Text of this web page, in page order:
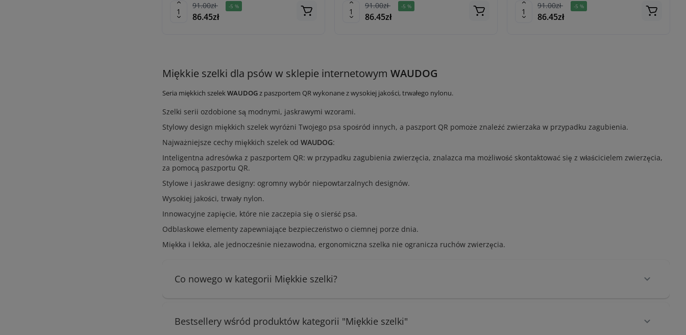
91.00zł -5 %
86.45zł
91.00zł -5 %
86.45zł
91.00zł -5 %
86.45zł
Miękkie szelki dla psów w sklepie internetowym WAUDOG
Seria miękkich szelekWAUDOGz paszportem QR wykonane z wysokiej jakości, trwałego nylonu.
Szelki serii ozdobione są modnymi, jaskrawymi wzorami.
Stylowy design miękkich szelek wyróżni Twojego psa spośród innych, a paszport QR pomoże znaleźć zwierzaka w przypadku zagubienia.
Najważniejsze cechy miękkich szelek od WAUDOG:
Inteligentna adresówka z paszportem QR: w przypadku zagubienia zwierzęcia, znalazca ma możliwość skontaktować się z właścicielem zwierzęcia,
za pomocą paszportu QR.
Stylowe i jaskrawe designy: ogromny wybór niepowtarzalnych designów.
Wysokiej jakości, trwały nylon.
Innowacyjne zapięcie, które nie zaczepia się o sierść psa.
Odblaskowe elementy zapewniające bezpieczeństwo o ciemnej porze dnia.
Miękka i lekka, ale jednocześnie niezawodna, ergonomiczna szelka nie ogranicza ruchów zwierzęcia.
Co nowego w kategorii Miękkie szelki?
Bestsellery wśród produktów kategorii "Miękkie szelki"